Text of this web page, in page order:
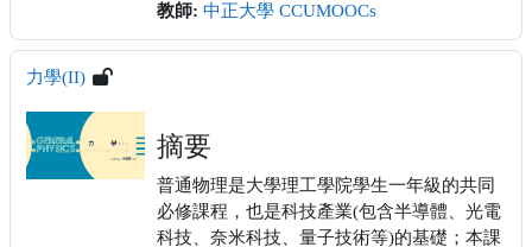
教師: 中正大學 CCUMOOCs
力學(II)
摘要
普通物理是大學理工學院學生一年級的共同
必修課程，也是科技產業(包含半導體、光電
科技、奈米科技、量子技術等)的基礎；本課